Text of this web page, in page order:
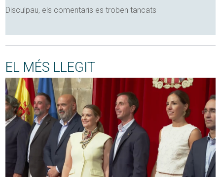
Disculpau, els comentaris es troben tancats
EL MÉS LLEGIT